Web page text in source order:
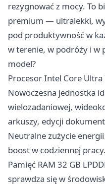
rezygnować z mocy. To
premium — ultralekki,
pod produktywność w
w terenie, w podróży i w
model?
Procesor Intel Core
Nowoczesna jednostka
wielozadaniowej,
arkuszy, edycji
Neutralne zużycie
boost w codziennej pracy.
Pamięć RAM 32 GB
sprawdza się w